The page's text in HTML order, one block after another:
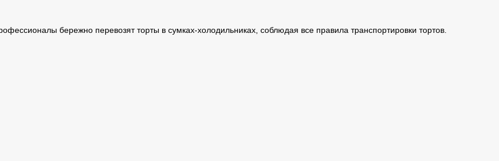
бережно перевозят торты в сумках-холодильниках, соблюдая все правила транспортировки тортов.